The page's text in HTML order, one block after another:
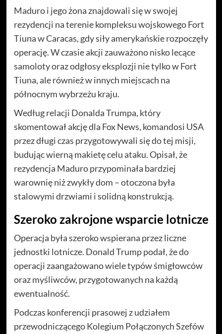
Maduro i jego żona znajdowali się w swojej
rezydencji na terenie kompleksu wojskowego Fort
Tiuna w Caracas, gdy siły amerykańskie rozpoczęły
operację. W czasie akcji zauważono nisko lecące
samoloty oraz odgłosy eksplozji nie tylko w Fort
Tiuna, ale również w innych miejscach na
północnym wybrzeżu kraju.
Według relacji Donalda Trumpa, który
skomentował akcję dla Fox News, komandosi USA
przez długi czas przygotowywali się do tej misji,
budując wierną makietę celu ataku. Opisał, że
rezydencja Maduro przypominała bardziej
warownię niż zwykły dom – otoczona była
stalowymi drzwiami i solidną konstrukcją.
Szeroko zakrojone wsparcie lotnicze
Operacja była szeroko wspierana przez liczne
jednostki lotnicze. Donald Trump podał, że do
operacji zaangażowano wiele typów śmigłowców
oraz myśliwców, przygotowanych na każdą
ewentualność.
Podczas konferencji prasowej z udziałem
przewodniczącego Kolegium Połączonych Szefów